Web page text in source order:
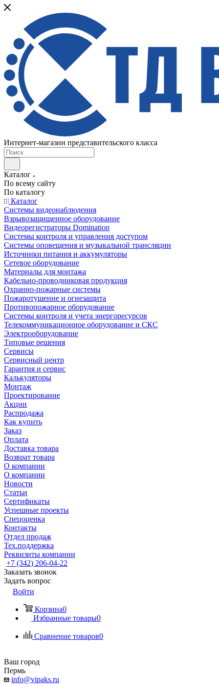
Интернет-магазин представительского класса
Каталог
По всему сайту
По каталогу
Каталог
Системы видеонаблюдения
Взрывозащищенное оборудование
Видеорегистраторы Domination
Системы контроля и управления доступом
Системы оповещения и музыкальной трансляции
Источники питания и аккумуляторы
Сетевое оборудование
Материалы для монтажа
Кабельно-проводниковая продукция
Охранно-пожарные системы
Пожаротушение и огнезащита
Противопожарное оборудование
Системы контроля и учета энергоресурсов
Телекоммуникационное оборудование и СКС
Электрооборудование
Типовые решения
Сервисы
Сервисный центр
Гарантия и сервис
Калькуляторы
Монтаж
Проектирование
Акции
Распродажа
Как купить
Заказ
Оплата
Доставка товара
Возврат товара
О компании
О компании
Новости
Статьи
Сертификаты
Успешные проекты
Спецоценка
Контакты
Отдел продаж
Тех.поддержка
Реквизиты компании
+7 (342) 206-04-22
Заказать звонок
Задать вопрос
Войти
Корзина0
Избранные товары0
Сравнение товаров0
Ваш город
Пермь
info@vipaks.ru